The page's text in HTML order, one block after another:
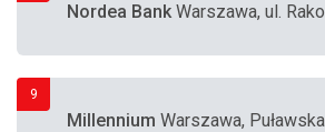
Nordea BankWarszawa, ul.
9
Millennium Warszawa,